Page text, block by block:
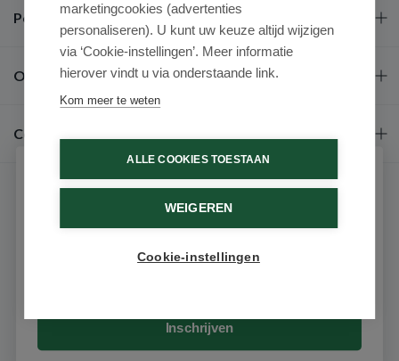
Populaire merken
Over ons
Contact
9.6 / 10 (531 beoordelingen)
marketingcookies (advertenties
personaliseren). U kunt uw keuze altijd wijzigen
via ‘Cookie-instellingen’. Meer informatie
hierover vindt u via onderstaande link.
Kom meer te weten
ALLE COOKIES TOESTAAN
WEIGEREN
Cookie-instellingen
Schrijf je in voor onze nieuwsbrief
Ontvang als eerste de beste aanbiedingen en persoonlijk
advies
Inschrijven